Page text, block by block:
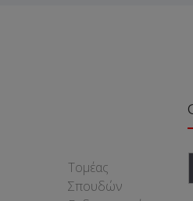
Τομέας
Σπουδών